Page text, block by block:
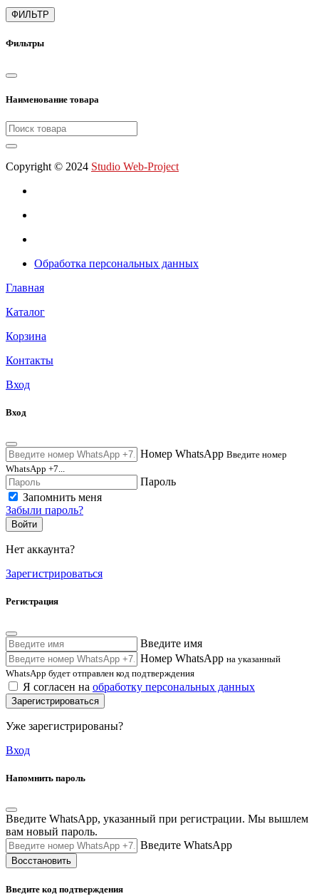
ФИЛЬТР
Фильтры
Наименование товара
Copyright © 2024 Studio Web-Project
Обработка персональных данных
Главная
Каталог
Корзина
Контакты
Вход
Вход
Номер WhatsApp Введите номер
WhatsApp +7...
Пароль
Запомнить меня
Забыли пароль?
Войти
Нет аккаунта?
Зарегистрироваться
Регистрация
Введите имя
Номер WhatsApp на указанный
WhatsApp будет отправлен код подтверждения
Я согласен на обработку персональных данных
Зарегистрироваться
Уже зарегистрированы?
Вход
Напомнить пароль
Введите WhatsApp, указанный при регистрации. Мы вышлем
вам новый пароль.
Введите WhatsApp
Восстановить
Введите код подтверждения